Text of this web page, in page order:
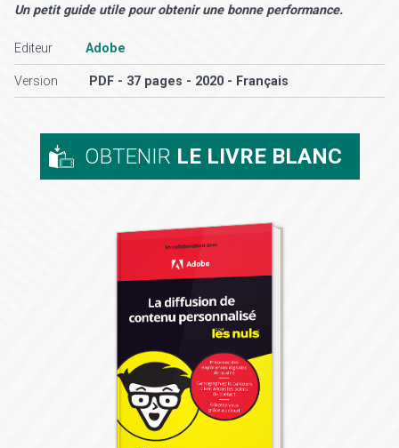
Un petit guide utile pour obtenir une bonne performance.
Editeur Adobe
Version PDF - 37 pages - 2020 - Français
OBTENIR LE LIVRE BLANC